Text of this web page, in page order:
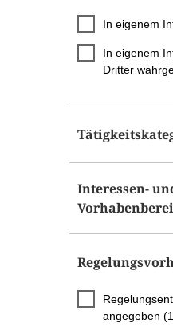
In eigenem
In eigenem
Dritter
Interessen-
angegeben